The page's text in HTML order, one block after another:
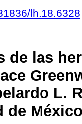
lh.18.6328
de las
L.
de